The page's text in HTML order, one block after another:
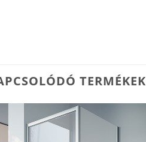
TERMÉKEK